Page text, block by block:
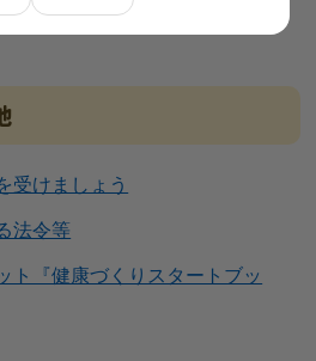
法令等
受けましょう
法令等
ト『健康づくりスタートブッ